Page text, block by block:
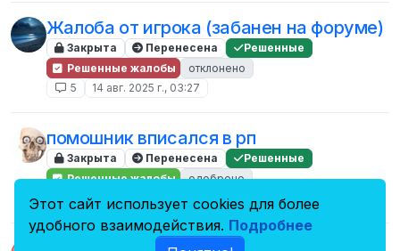
Жалоба от игрока (забанен на форуме)
Закрыта Перенесена
Решенные
Решенные жалобы
отклонено
5
14 авг. 2025 г., 03:27
помошник вписался в рп
Закрыта Перенесена
Решенные
Решенные жалобы
одобрено
5
1 июл. 2025 г., 18:26
Этот сайт использует cookies для более
удобного взаимодействия. Подробнее